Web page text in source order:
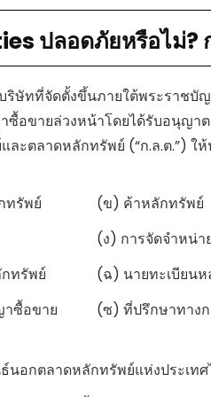
ปลอดภัยหรือไม่?
ริษัทที่จัดตั้งขึ้นภายใต้พระราช
อขายล่วงหน้าโดยได้รับอนุญา
ะตลาดหลักทรัพย์ (“ก.ล.ต.”) ใ
ทรัพย์
(ข) ค้าหลักทรัพย์
(ง) การจัดจำหน่
ทรัพย์
(ฉ) นายทะเบียน
ซื้อขาย
(ซ) ที่ปรึกษาทางก
อกตลาดหลักทรัพย์แห่งประเทศ